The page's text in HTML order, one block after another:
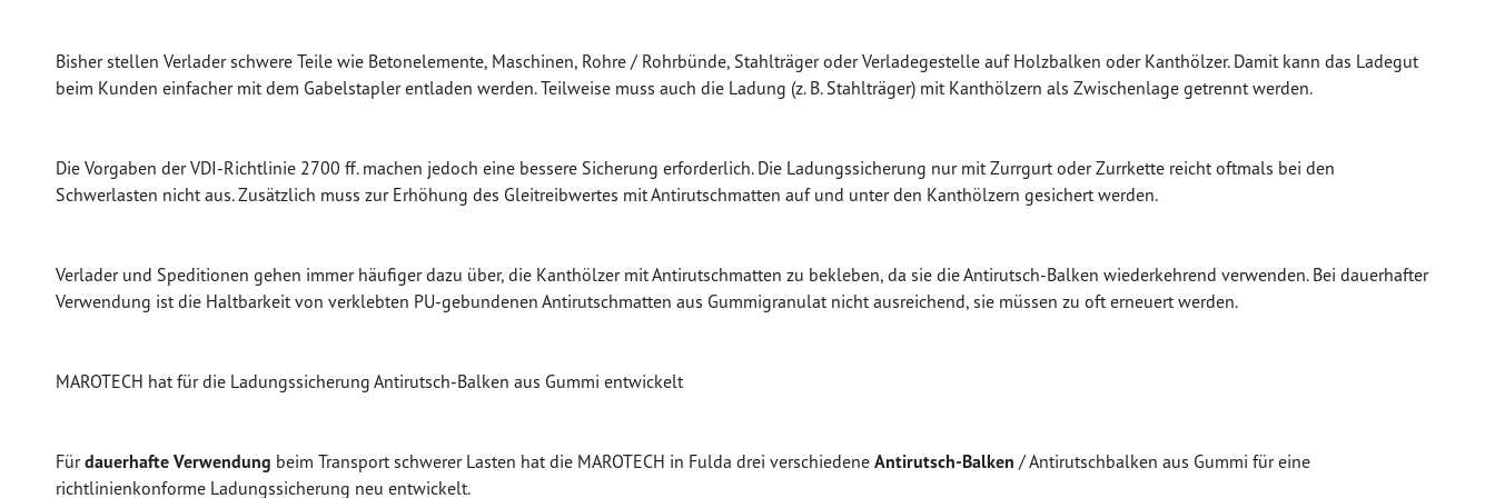
Bisher stellen Verladerschwere Teile wie Betonelemente, Maschinen, Rohre/ Rohrbünde, Stahlträger oder Verladegestelle auf Holzbalken oder Kanthölzer. Damit kann das Ladegut
beim Kunden einfacher mit dem Gabelstapler entladen werden. Teilweise muss auch die Ladung (z. B. Stahlträger) mit Kanthölzern als Zwischenlage getrennt werden.
Die Vorgaben der VDI-Richtlinie 2700 ff. machen jedoch eine bessere Sicherung erforderlich. Die Ladungssicherung nur mit ZurrgurtoderZurrkettereicht oftmals bei den
Schwerlasten nicht aus. Zusätzlich muss zur Erhöhung des Gleitreibwertes mitAntirutschmatten auf und unter den Kanthölzern gesichert werden.
Verlader und Speditionen gehen immer häufiger dazu über, die Kanthölzer mitAntirutschmatten zu bekleben, da sie die Antirutsch-Balken wiederkehrend verwenden. Bei dauerhafter
Verwendung ist die Haltbarkeit von verklebten PU-gebundenen Antirutschmatten aus Gummigranulat nicht ausreichend, sie müssen zu oft erneuert werden.
MAROTECH hat für die Ladungssicherung Antirutsch-Balken aus Gummi entwickelt
Fürdauerhafte Verwendung beim Transport schwerer Lasten hat die MAROTECH in Fulda drei verschiedene Antirutsch-Balken / Antirutschbalken aus Gummi für eine
richtlinienkonforme Ladungssicherung neu entwickelt.